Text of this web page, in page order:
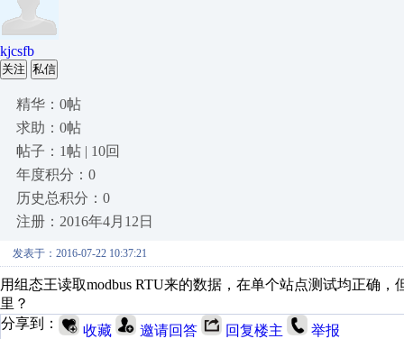
kjcsfb
关注 私信
精华：0帖
求助：0帖
帖子：1帖 | 10回
年度积分：0
历史总积分：0
注册：2016年4月12日
发表于：2016-07-22 10:37:21
用组态王读取modbus RTU来的数据，在单个站点测试均正确
里？
分享到：
收藏 邀请回答 回复楼主 举报